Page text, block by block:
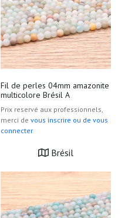
Fil de perles 04mm amazonite
multicolore Brésil A
Prix reservé aux professionnels,
merci de vous inscrire ou de vous
connecter
Brésil